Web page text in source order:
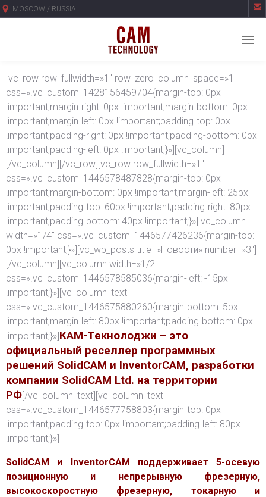
MOSCOW / RUSSIA 
[vc_row row_fullwidth=»1″ row_zero_column_space=»1″
css=».vc_custom_1428156459704{margin-top: 0px
!important;margin-right: 0px !important;margin-bottom: 0px
!important;margin-left: 0px !important;padding-top: 0px
!important;padding-right: 0px !important;padding-bottom: 0px
!important;padding-left: 0px !important;}»][vc_column]
[/vc_column][/vc_row][vc_row row_fullwidth=»1″
css=».vc_custom_1446578487828{margin-top: 0px
!important;margin-bottom: 0px !important;margin-left: 25px
!important;padding-top: 60px !important;padding-right: 80px
!important;padding-bottom: 40px !important;}»][vc_column
width=»1/4″ css=».vc_custom_1446577426236{margin-top:
0px !important;}»][vc_wp_posts title=»Новости» number=»3″]
[/vc_column][vc_column width=»1/2″
css=».vc_custom_1446578585036{margin-left: -15px
!important;}»][vc_column_text
css=».vc_custom_1446575880260{margin-bottom: 5px
!important;margin-left: 80px !important;padding-bottom: 0px
!important;}»]КАМ-Текнолоджи – это
официальный реселлер программных
решений SolidCAM и InventorCAM, разработки
компании SolidCAM Ltd. на территории
РФ[/vc_column_text][vc_column_text
css=».vc_custom_1446577758803{margin-top: 0px
!important;padding-top: 0px !important;padding-left: 80px
!important;}»]
SolidCAM и InventorCAM поддерживает 5-осевую
позиционную и непрерывную фрезерную,
высокоскоростную фрезерную, токарную и